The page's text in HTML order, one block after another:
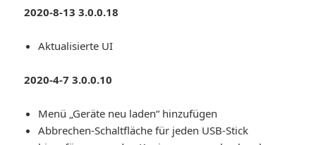
2020-8-13 3.0.0.18
Aktualisierte UI
2020-4-7 3.0.0.10
Menü „Geräte neu laden“ hinzufügen
Abbrechen-Schaltfläche für jeden USB-Stick